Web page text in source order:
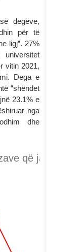
degëve,
për të
ligj”. 27%
vitin 2021,
Dega e
“shëndet
23.1% e
nga
dhe